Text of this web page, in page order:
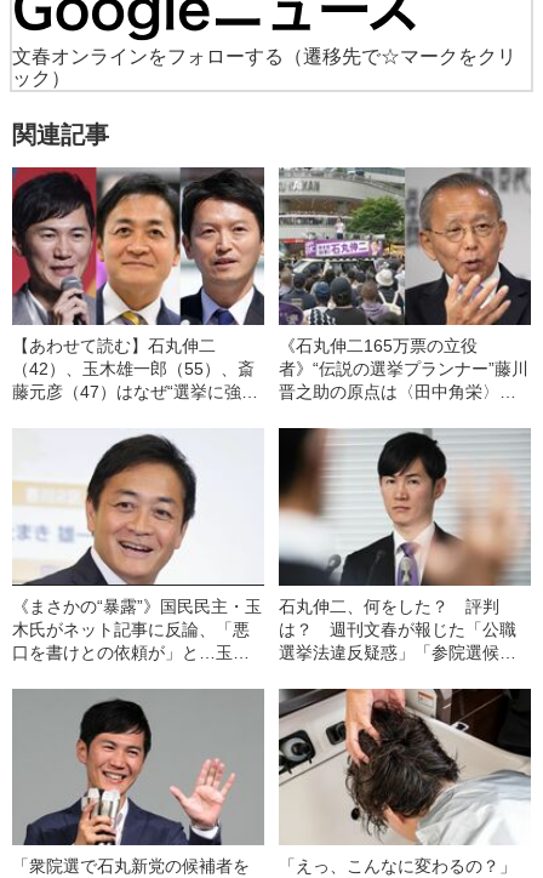
文春オンラインをフォローする
（遷移先で☆マークをクリ
ック）
関連記事
【あわせて読む】石丸伸二
（42）、玉木雄一郎（55）、斎
藤元彦（47）はなぜ“選挙に強
「オールドメディアの現在地」
《石丸伸二165万票の立役
者》“伝説の選挙プランナー”藤川
晋之助の原点は〈田中角栄〉の
のように楽しんでいたんです」
【追悼】
《まさかの“暴露”》国民民主・玉
木氏がネット記事に反論、「悪
口を書けとの依頼が」と…玉木
法”を使うワケ
石丸伸二、何をした？ 評判
は？ 週刊文春が報じた「公職
選挙法違反疑惑」「参院選候補
「衆院選で石丸新党の候補者を
「えっ、こんなに変わるの？」